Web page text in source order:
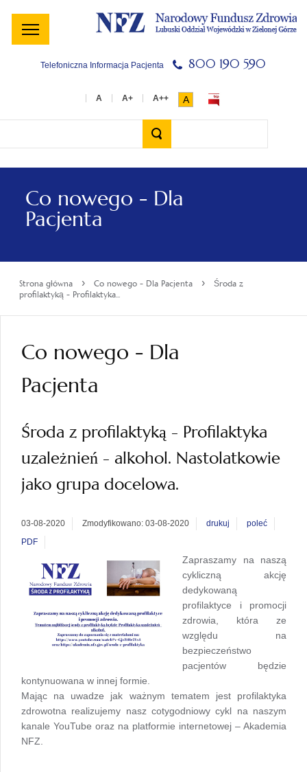
Menu
główne
Menu
lewe
Treść
główna
Szukaj
w
serwisie
Stopka
Telefoniczna Informacja Pacjenta 800 190 590
A
Co nowego - Dla
Pacjenta
Strona główna › Co nowego - Dla Pacjenta ›
Środa z
profilaktyką - Profilaktyka...
Co nowego - Dla
Pacjenta
Środa z profilaktyką - Profilaktyka
uzależnień - alkohol. Nastolatkowie
jako grupa docelowa.
03-08-2020 Zmodyfikowano: 03-08-2020 drukuj
poleć
PDF
Zapraszamy na naszą
cykliczną akcję
dedykowaną
profilaktyce i promocji
zdrowia, która ze
względu na
bezpieczeństwo
pacjentów będzie
kontynuowana w innej formie.
Mając na uwadze jak ważnym tematem jest profilaktyka
zdrowotna realizujemy nasz cotygodniowy cykl na naszym
kanale YouTube oraz na platformie internetowej – Akademia
NFZ.